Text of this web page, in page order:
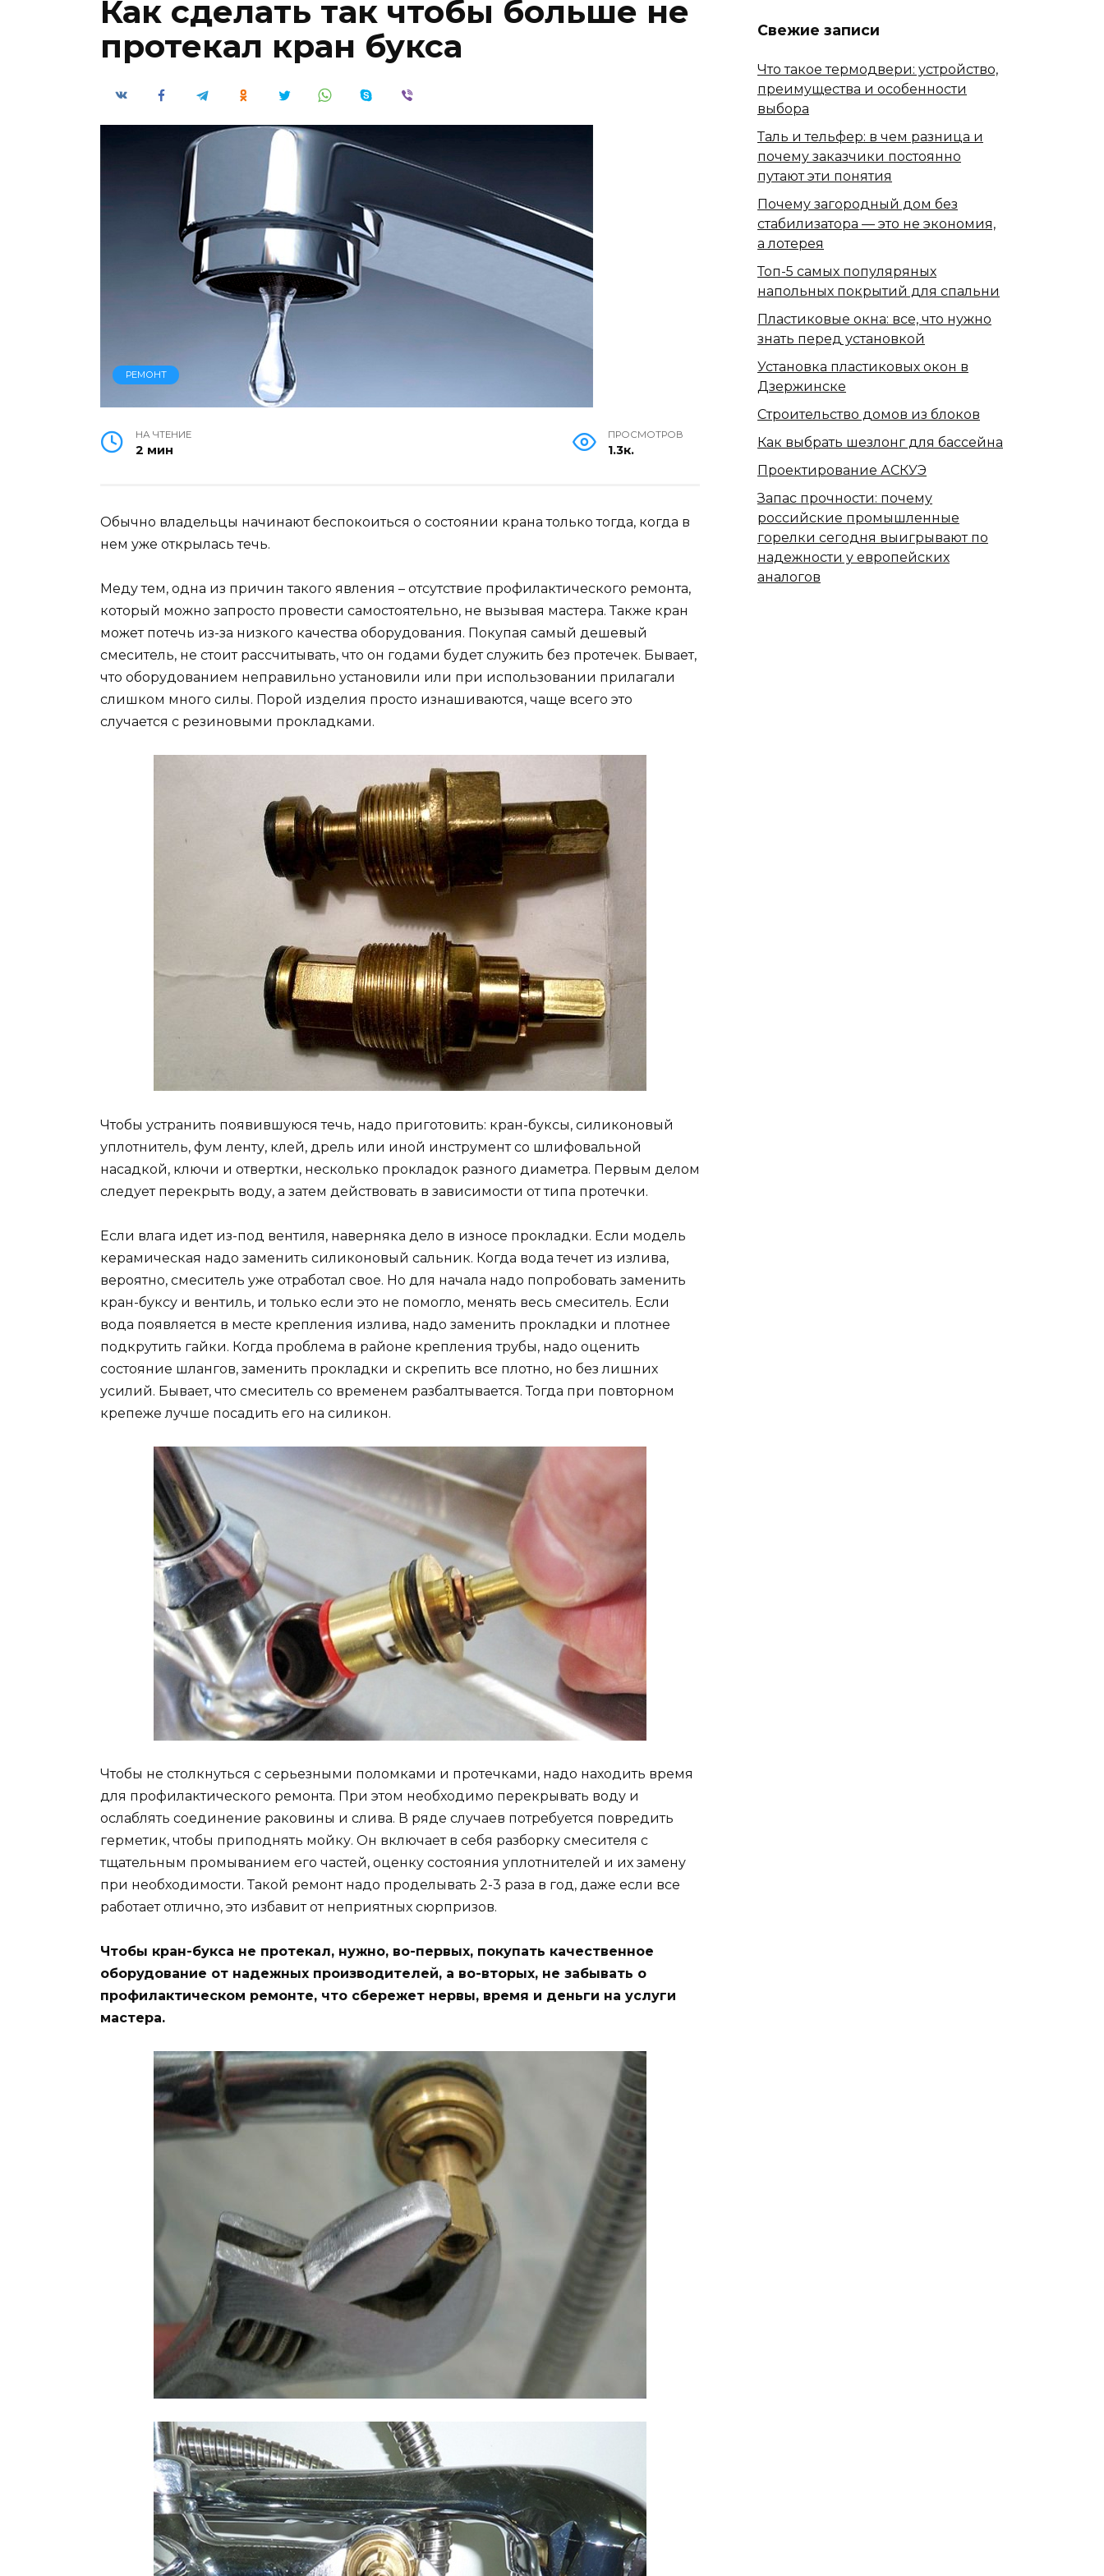
Как сделать так чтобы больше не
протекал кран букса
РЕМОНТ
НА ЧТЕНИЕ
2 мин
ПРОСМОТРОВ
1.3к.
Обычно владельцы начинают беспокоиться о состоянии крана только тогда, когда в
нем уже открылась течь.
Меду тем, одна из причин такого явления – отсутствие профилактического ремонта,
который можно запросто провести самостоятельно, не вызывая мастера. Также кран
может потечь из-за низкого качества оборудования. Покупая самый дешевый
смеситель, не стоит рассчитывать, что он годами будет служить без протечек. Бывает,
что оборудованием неправильно установили или при использовании прилагали
слишком много силы. Порой изделия просто изнашиваются, чаще всего это
случается с резиновыми прокладками.
Чтобы устранить появившуюся течь, надо приготовить: кран-буксы, силиконовый
уплотнитель, фум ленту, клей, дрель или иной инструмент со шлифовальной
насадкой, ключи и отвертки, несколько прокладок разного диаметра. Первым делом
следует перекрыть воду, а затем действовать в зависимости от типа протечки.
Если влага идет из-под вентиля, наверняка дело в износе прокладки. Если модель
керамическая надо заменить силиконовый сальник. Когда вода течет из излива,
вероятно, смеситель уже отработал свое. Но для начала надо попробовать заменить
кран-буксу и вентиль, и только если это не помогло, менять весь смеситель. Если
вода появляется в месте крепления излива, надо заменить прокладки и плотнее
подкрутить гайки. Когда проблема в районе крепления трубы, надо оценить
состояние шлангов, заменить прокладки и скрепить все плотно, но без лишних
усилий. Бывает, что смеситель со временем разбалтывается. Тогда при повторном
крепеже лучше посадить его на силикон.
Чтобы не столкнуться с серьезными поломками и протечками, надо находить время
для профилактического ремонта. При этом необходимо перекрывать воду и
ослаблять соединение раковины и слива. В ряде случаев потребуется повредить
герметик, чтобы приподнять мойку. Он включает в себя разборку смесителя с
тщательным промыванием его частей, оценку состояния уплотнителей и их замену
при необходимости. Такой ремонт надо проделывать 2-3 раза в год, даже если все
работает отлично, это избавит от неприятных сюрпризов.
Чтобы кран-букса не протекал, нужно, во-первых, покупать качественное
оборудование от надежных производителей, а во-вторых, не забывать о
профилактическом ремонте, что сбережет нервы, время и деньги на услуги
мастера.
Свежие записи
Что такое термодвери: устройство,
преимущества и особенности
выбора
Таль и тельфер: в чем разница и
почему заказчики постоянно
путают эти понятия
Почему загородный дом без
стабилизатора — это не экономия,
а лотерея
Топ-5 самых популяряных
напольных покрытий для спальни
Пластиковые окна: все, что нужно
знать перед установкой
Установка пластиковых окон в
Дзержинске
Строительство домов из блоков
Как выбрать шезлонг для бассейна
Проектирование АСКУЭ
Запас прочности: почему
российские промышленные
горелки сегодня выигрывают по
надежности у европейских
аналогов